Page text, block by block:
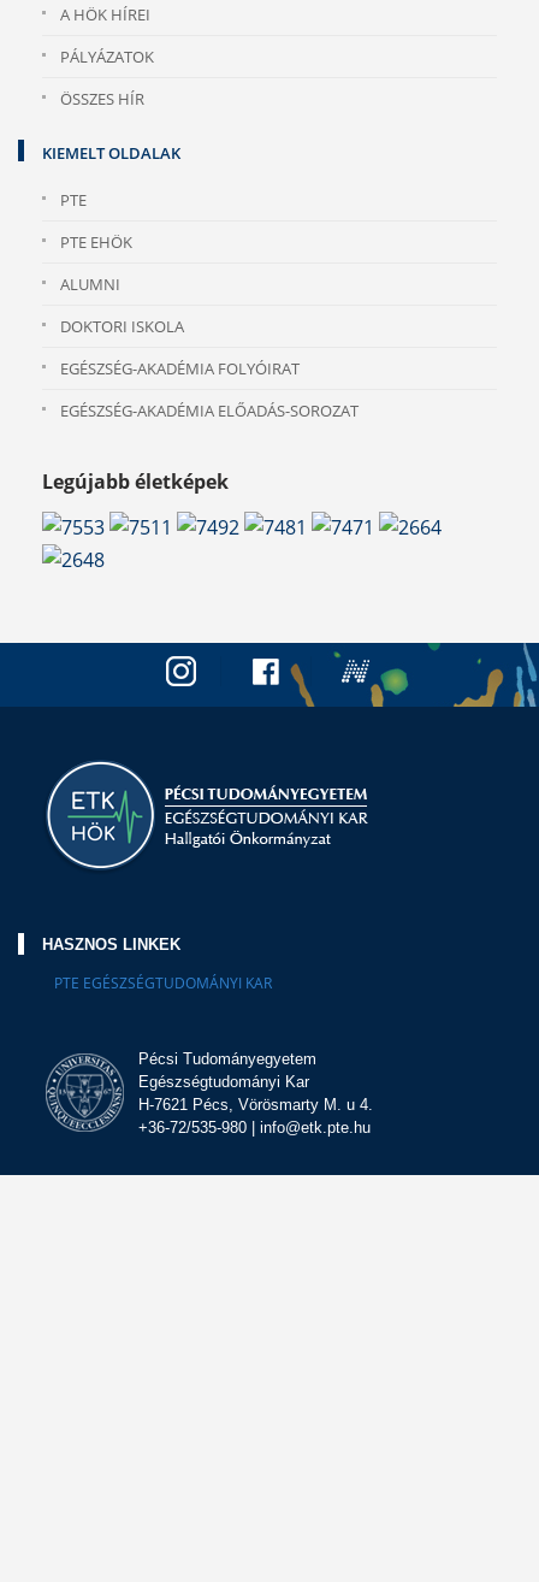
A HÖK HÍREI
PÁLYÁZATOK
ÖSSZES HÍR
KIEMELT OLDALAK
PTE
PTE EHÖK
ALUMNI
DOKTORI ISKOLA
EGÉSZSÉG-AKADÉMIA FOLYÓIRAT
EGÉSZSÉG-AKADÉMIA ELŐADÁS-SOROZAT
Legújabb életképek
HASZNOS LINKEK
PTE EGÉSZSÉGTUDOMÁNYI KAR
Pécsi Tudományegyetem
Egészségtudományi Kar
H-7621 Pécs, Vörösmarty M. u 4.
+36-72/535-980 | info@etk.pte.hu